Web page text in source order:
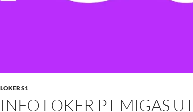
LOKER S1
INFO LOKER PT MIGAS